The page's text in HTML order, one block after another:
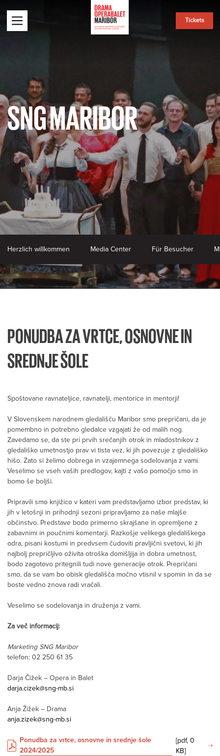
Tickets
SNG MARIBOR
Herzlich willkommen Media Center Für Besucher
PONUDBA ZA VRTCE, OSNOVNE IN
SREDNJE ŠOLE
Spoštovane ravnateljice, ravnatelji, mentorice in mentorji!
V Slovenskem narodnem gledališču Maribor smo prepričani, da je
pomembno in potrebno gledalce vzgajati že od malih nog.
Zavedamo se, da ste pri prvih srečanjih otrok in mladostnikov z
gledališko umetnostjo prav vi tista vez, ki jih povezuje z gledališko
hišo. Zato si želimo dobrega in vzajemnega sodelovanja z vami.
Veselimo se vseh vaših predlogov, kajti z vašo pomočjo smo in
bomo še boljši.
Pripravili smo knjižico v kateri vam predstavljamo izbor predstav, ki
jih v letošnji in prihodnji sezoni pripravljamo za naše mlajše
občinstvo. Predstave bodo primerno skrajšane in opremljene z
zabavnimi in poučnimi komentarji. Razkošje velikega gledališkega
odra, pisani kostumi in predvsem čudoviti pravljični svetovi, ki jih
najbolj prepričljivo oživita otroška domišljija in dobra umetnost,
bodo zagotovo pritegnili tudi nove generacije otrok. Prepričani
smo, da se vam bo obisk gledališča močno vtisnil v spomin in da se
boste vedno znova radi vračali.
Veselimo se sodelovanja in druženja z vami.
Za več informacij:
Marketing SNG Maribor
telefon: 02 250 61 35
Darja Čižek – Opera in Balet
darja.cizek@sng-mb.si
Anja Žižek – Drama
anja.zizek@sng-mb.si
Ponudba za vrtce, osnovne in srednje šole
2024/2025
[pdf, 0
KB]